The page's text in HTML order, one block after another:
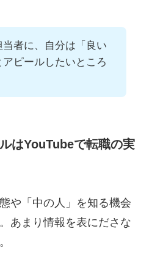
当者に、自分は「良い
アピールしたいところ
はYouTubeで転職の実
や「中の人」を知る機会
あまり情報を表にださな